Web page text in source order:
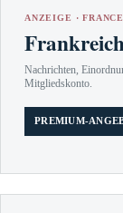
ANZEIGE ·
Nachrichten,
Mitgliedskonto.
PREMIUM-